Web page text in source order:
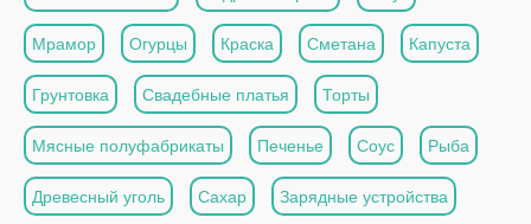
Мрамор Огурцы Краска Сметана Капуста
Грунтовка Свадебные платья Торты
Мясные полуфабрикаты Печенье Соус Рыба
Древесный уголь Сахар Зарядные устройства